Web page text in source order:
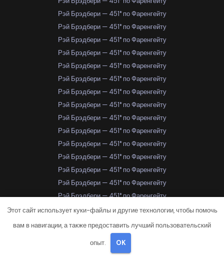
Рэй Брэдбери — 451° по Фаренгейту
Рэй Брэдбери — 451° по Фаренгейту
Рэй Брэдбери — 451° по Фаренгейту
Рэй Брэдбери — 451° по Фаренгейту
Рэй Брэдбери — 451° по Фаренгейту
Рэй Брэдбери — 451° по Фаренгейту
Рэй Брэдбери — 451° по Фаренгейту
Рэй Брэдбери — 451° по Фаренгейту
Рэй Брэдбери — 451° по Фаренгейту
Рэй Брэдбери — 451° по Фаренгейту
Рэй Брэдбери — 451° по Фаренгейту
Рэй Брэдбери — 451° по Фаренгейту
Рэй Брэдбери — 451° по Фаренгейту
Рэй Брэдбери — 451° по Фаренгейту
Рэй Брэдбери — 451° по Фаренгейту
Рэй Брэдбери — 451° по Фаренгейту
Рэй Брэдбери — 451° по Фаренгейту
Рэй Брэдбери — 451° по Фаренгейту
Рэй Брэдбери — 451° по Фаренгейту
Этот сайт использует куки-файлы и другие технологии, чтобы помочь
вам в навигации, а также предоставить лучший пользовательский
опыт. OK